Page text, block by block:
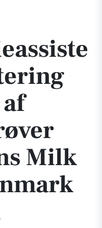
analyse af råmælksprøver hos
Milk